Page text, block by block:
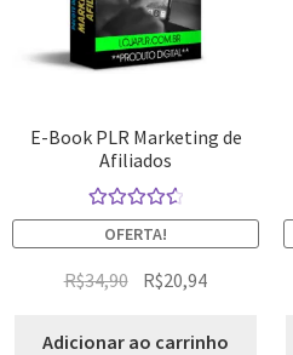
E-Book PLR Marketing de
Afiliados
Avaliação
4.67de 5
OFERTA!
R$34,90 R$20,94
Adicionar ao carrinho